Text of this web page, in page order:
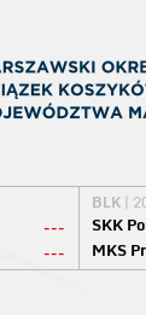
---
---
BLK |
SKK
MKS